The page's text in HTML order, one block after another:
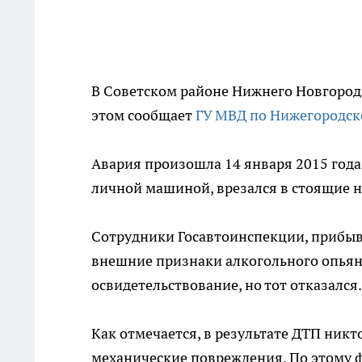
В Советском районе Нижнего
этом сообщаетГУ МВД по
Авария произошла 14 января 2015
личной машиной, врезался в стоящие
Сотрудники Госавтоинспекции,
внешние признаки алкогольного
освидетельствование, но тот отказался.
Как отмечается, в результате ДТП
механические повреждения. По этому